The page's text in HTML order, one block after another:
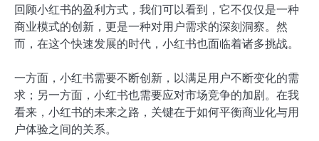
回顾小红书的盈利方式，我们可以看到，它不仅仅是一种
商业模式的创新，更是一种对用户需求的深刻洞察。然
而，在这个快速发展的时代，小红书也面临着诸多挑战。
一方面，小红书需要不断创新，以满足用户不断变化的需
求；另一方面，小红书也需要应对市场竞争的加剧。在我
看来，小红书的未来之路，关键在于如何平衡商业化与用
户体验之间的关系。